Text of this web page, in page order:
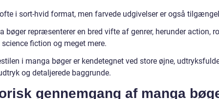
i sort-hvid format, men farvede udgivelser er også
bøger repræsenterer en bred vifte af genrer, herunder action,
fiction og meget mere.
i manga bøger er kendetegnet ved store øjne,
og detaljerede baggrunde.
gennemgang af manga